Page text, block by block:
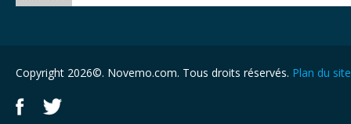
Copyright 2026©. Novemo.com. Tous droits réservés. Plan du site